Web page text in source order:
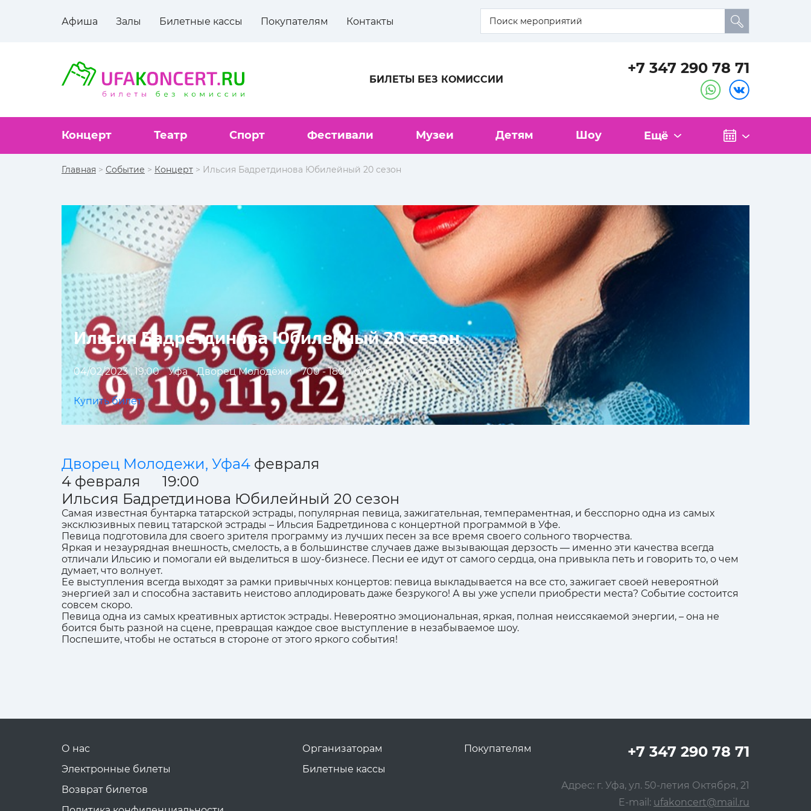
Афиша Залы Билетные кассы Покупателям Контакты
БИЛЕТЫ БЕЗ КОМИССИИ
+7 347 290 78 71
Концерт Театр Спорт Фестивали Музеи Детям Шоу Ещё
Главная > Событие > Концерт > Ильсия Бадретдинова Юбилейный 20 сезон
Ильсия Бадретдинова Юбилейный 20 сезон
04/02/2023 , 19:00 Уфа Дворец Молодёжи 700 - 1800 руб.
Купить билет
Дворец Молодежи, Уфа4 февраля
4 февраля 19:00
Ильсия Бадретдинова Юбилейный 20 сезон
Самая известная бунтарка татарской эстрады, популярная певица, зажигательная, темпераментная, и бесспорно одна из самых
эксклюзивных певиц татарской эстрады – Ильсия Бадретдинова с концертной программой в Уфе.
Певица подготовила для своего зрителя программу из лучших песен за все время своего сольного творчества.
Яркая и незаурядная внешность, смелость, а в большинстве случаев даже вызывающая дерзость — именно эти качества всегда
отличали Ильсию и помогали ей выделиться в шоу-бизнесе. Песни ее идут от самого сердца, она привыкла петь и говорить то, о чем
думает, что волнует.
Ее выступления всегда выходят за рамки привычных концертов: певица выкладывается на все сто, зажигает своей невероятной
энергией зал и способна заставить неистово аплодировать даже безрукого! А вы уже успели приобрести места? Событие состоится
совсем скоро.
Певица одна из самых креативных артисток эстрады. Невероятно эмоциональная, яркая, полная неиссякаемой энергии, – она не
боится быть разной на сцене, превращая каждое свое выступление в незабываемое шоу.
Поспешите, чтобы не остаться в стороне от этого яркого события!
О нас
Электронные билеты
Возврат билетов
Организаторам
Билетные кассы
Покупателям +7 347 290 78 71
Адрес: г. Уфа, ул. 50-летия Октября, 21
E-mail: ufakoncert@mail.ru